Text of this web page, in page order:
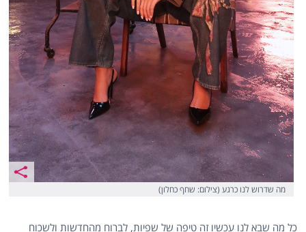
מה שדרוש לנו כרגע (צילום: שחף כחלון)
כל מה שבא לנו עכשיו זה טיפה של שפיות, לברוח מהחדשות ולשכוח